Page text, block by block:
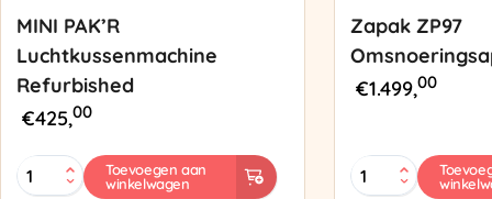
MINI PAK’R
Luchtkussenmachine
Refurbished
€425,00
MINI
PAK'R
Toevoegen aan
winkelwagen
Zapak ZP97
€1.499,00
Zapak
ZP97